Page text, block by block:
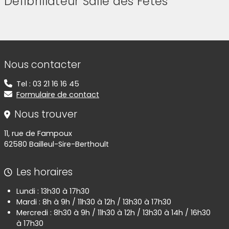
Informations de contact
Nous contacter
Tel : 03 21 16 16 45
Formulaire de contact
Nous trouver
11, rue de Fampoux
62580 Bailleul-Sire-Berthoult
Les horaires
Lundi : 13h30 à 17h30
Mardi : 8h à 9h / 11h30 à 12h / 13h30 à 17h30
Mercredi : 8h30 à 9h / 11h30 à 12h / 13h30 à 14h / 16h30
à 17h30